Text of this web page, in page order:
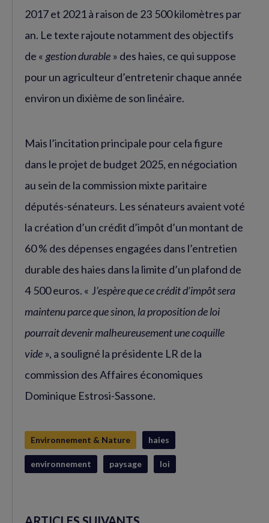
2017 et 2021 à raison de 23 500 kilomètres par
an. Le texte rajoute notamment des objectifs
de « gestion durable » des haies, ce qui suppose
pour un agriculteur d’entretenir chaque année
environ un dixième de son linéaire.
Mais l’incitation principale pour cela figure
dans le projet de budget 2025, en négociation
au sein de la commission mixte paritaire
députés-sénateurs. Les sénateurs avaient voté
la création d’un crédit d’impôt d’un montant de
60 % des dépenses engagées dans l’entretien
durable des haies dans la limite d’un plafond de
4 500 euros. « J’espère que ce crédit d’impôt sera
maintenu parce que sinon, la proposition de loi
pourrait devenir malheureusement une coquille
vide », a souligné la présidente LR de la
commission des Affaires économiques
Dominique Estrosi-Sassone.
Environnement & Nature haies
environnement paysage loi